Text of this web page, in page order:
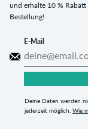
und erhalte 10 %
Bestellung!
E-Mail
Deine Daten werden
jederzeit möglich. Wie